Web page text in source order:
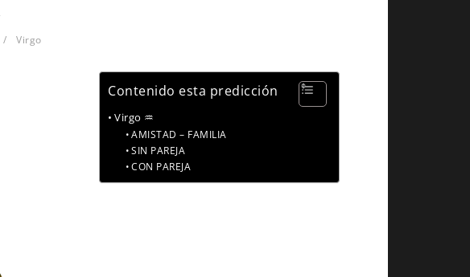
Virgo
Contenido esta predicción
Virgo ♒
AMISTAD – FAMILIA
SIN PAREJA
CON PAREJA